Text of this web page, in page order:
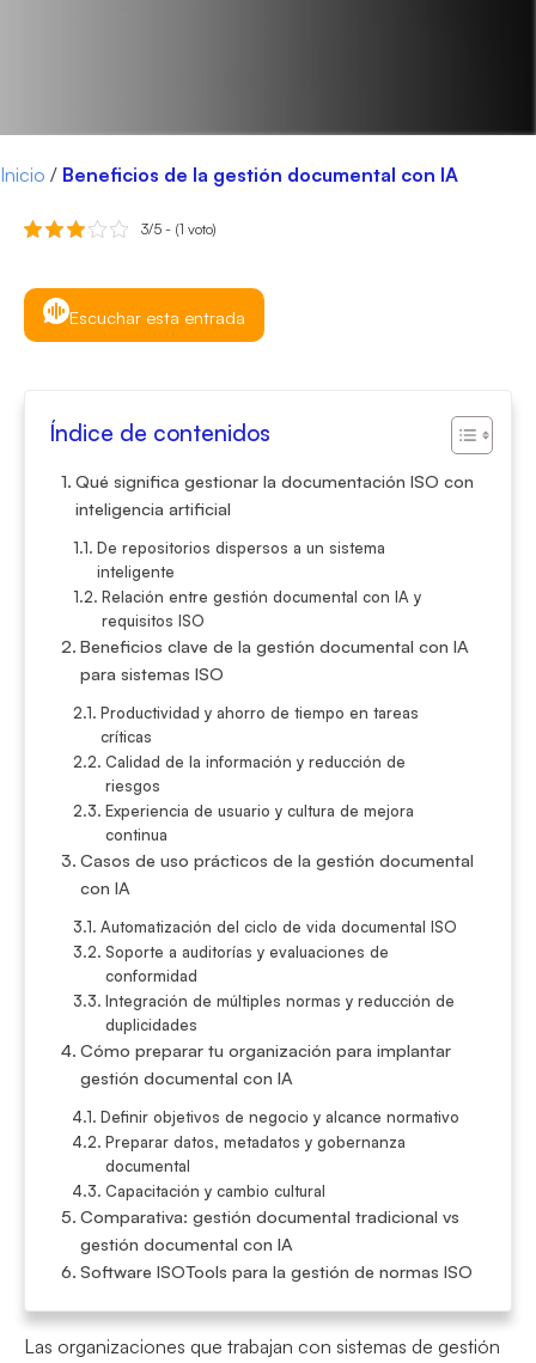
Inicio / Beneficios de la gestión documental con IA
3/5 - (1 voto)
Escuchar esta entrada
Índice de contenidos
Qué significa gestionar la documentación ISO con
inteligencia artificial
De repositorios dispersos a un sistema
inteligente
Relación entre gestión documental con IA y
requisitos ISO
Beneficios clave de la gestión documental con IA
para sistemas ISO
Productividad y ahorro de tiempo en tareas
críticas
Calidad de la información y reducción de
riesgos
Experiencia de usuario y cultura de mejora
continua
Casos de uso prácticos de la gestión documental
con IA
Automatización del ciclo de vida documental ISO
Soporte a auditorías y evaluaciones de
conformidad
Integración de múltiples normas y reducción de
duplicidades
Cómo preparar tu organización para implantar
gestión documental con IA
Definir objetivos de negocio y alcance normativo
Preparar datos, metadatos y gobernanza
documental
Capacitación y cambio cultural
Comparativa: gestión documental tradicional vs
gestión documental con IA
Software ISOTools para la gestión de normas ISO
Las organizaciones que trabajan con sistemas de gestión